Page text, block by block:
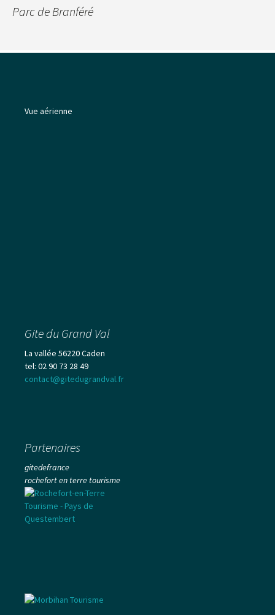
Parc de Branféré
Vue aérienne
Gite du Grand Val
La vallée 56220 Caden
tel: 02 90 73 28 49
contact@gitedugrandval.fr
Partenaires
gitedefrance
rochefort en terre tourisme